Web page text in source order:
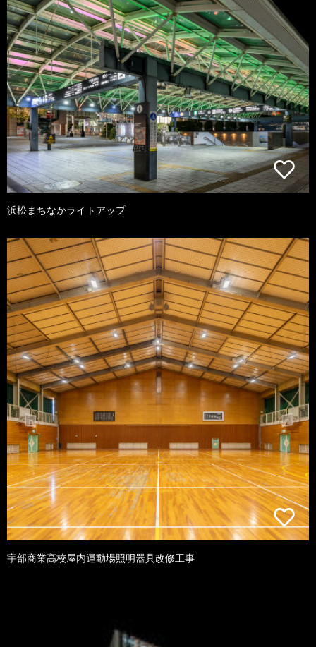
浜松まちなかライトアップ
宇部商業高校屋内運動場照明器具改修工事